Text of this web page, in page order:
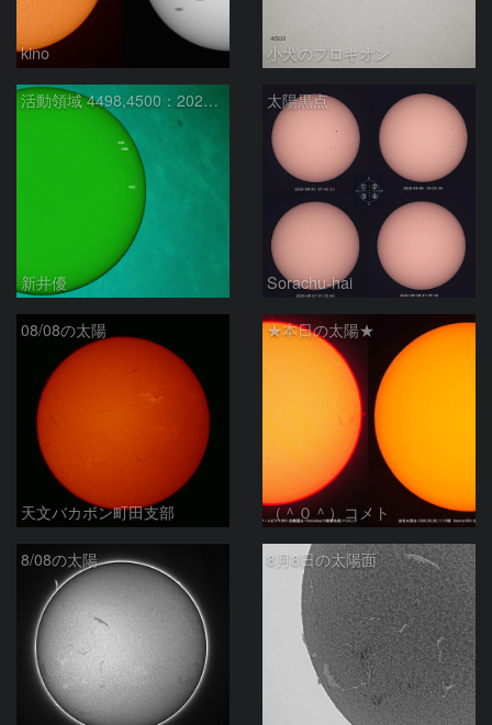
kino 小犬のプロキオン
活動領域 4498,4500：2026/08/08
新井優
太陽黒点
Sorachu-hai
08/08の太陽
天文バカボン町田支部
★本日の太陽★
（＾０＾）コメト
8/08の太陽 8月8日の太陽面